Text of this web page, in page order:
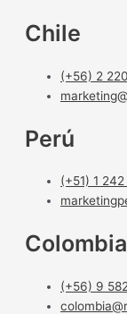
Chile
(+56) 2
Perú
(+51) 1
(+56) 9